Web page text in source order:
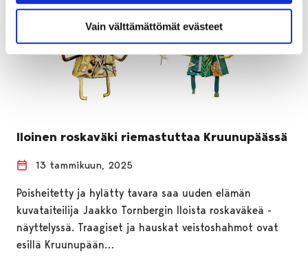
Vain välttämättömät evästeet
Iloinen roskaväki riemastuttaa Kruunupäässä
13 tammikuun, 2025
Poisheitetty ja hylätty tavara saa uuden elämän
kuvataiteilija Jaakko Tornbergin Iloista roskaväkeä -
näyttelyssä. Traagiset ja hauskat veistoshahmot ovat
esillä Kruunupään…